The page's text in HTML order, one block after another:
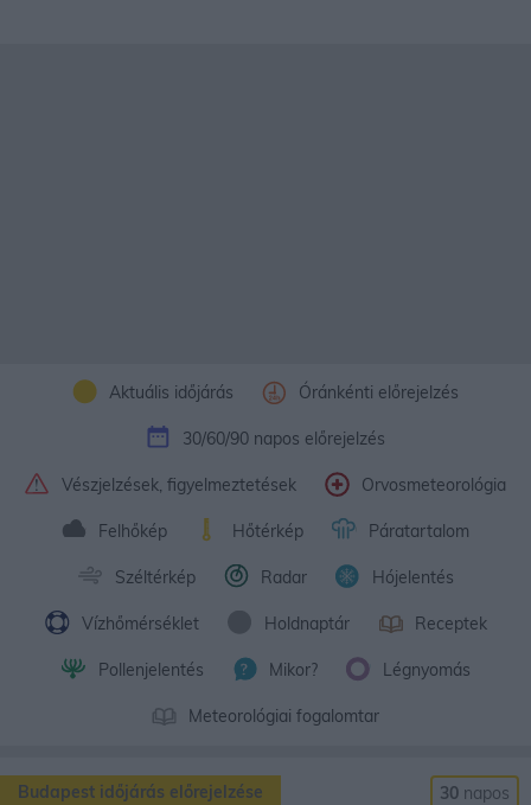
Aktuális időjárás Óránkénti előrejelzés
30/60/90 napos előrejelzés
Vészjelzések, figyelmeztetések Orvosmeteorológia
Felhőkép Hőtérkép Páratartalom
Széltérkép Radar Hójelentés
Vízhőmérséklet Holdnaptár Receptek
Pollenjelentés Mikor? Légnyomás
Meteorológiai fogalomtar
Budapest időjárás előrejelzése 30 napos